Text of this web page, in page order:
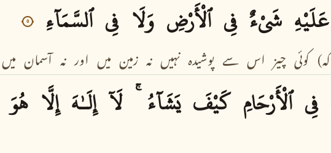
عَلَيْهِ شَىْءٌ فِى ٱلْأَرْضِ وَلَا فِى ٱلسَّمَآءِ ٥
کہ) کوئی چیز اس سے پوشیدہ نہیں نہ زمین میں اور نہ آسمان میں
فِى ٱلْأَرْحَامِ كَيْفَ يَشَآءُ لَآ إِلَـٰهَ إِلَّا هُوَ